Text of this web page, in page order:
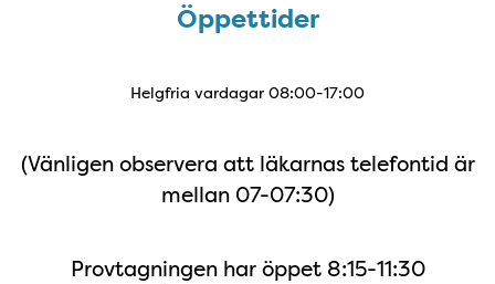
Öppettider
Helgfria vardagar 08:00-17:00
(Vänligen observera att läkarnas telefontid är
mellan 07-07:30)
Provtagningen har öppet 8:15-11:30